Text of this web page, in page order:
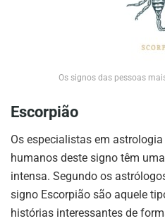
Os signos das pessoas
Escorpião
Os especialistas em
humanos deste signo têm
intensa. Segundo os
signo Escorpião são aquele
histórias interessantes de